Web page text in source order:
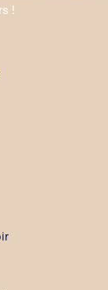
!